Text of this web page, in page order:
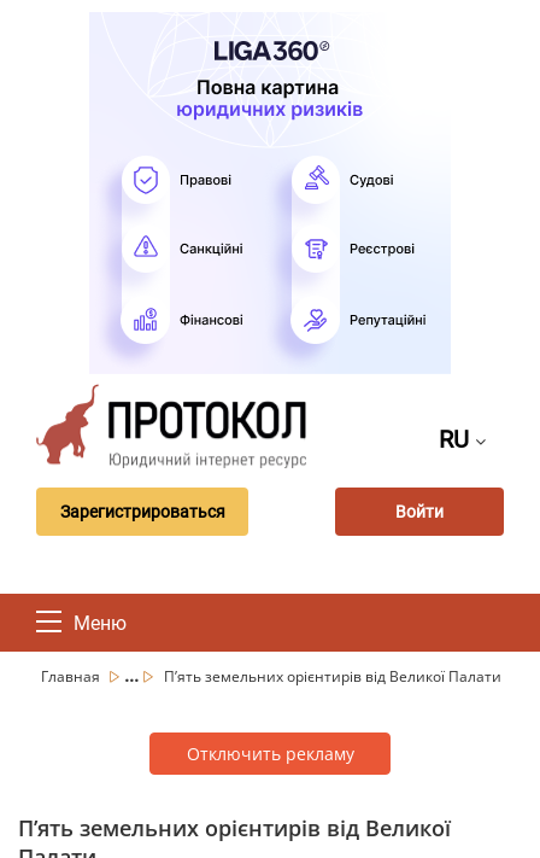
RU
Зарегистрироваться Войти
Меню
Главная ... П’ять земельних орієнтирів від Великої Палати
Отключить рекламу
П’ять земельних орієнтирів від Великої